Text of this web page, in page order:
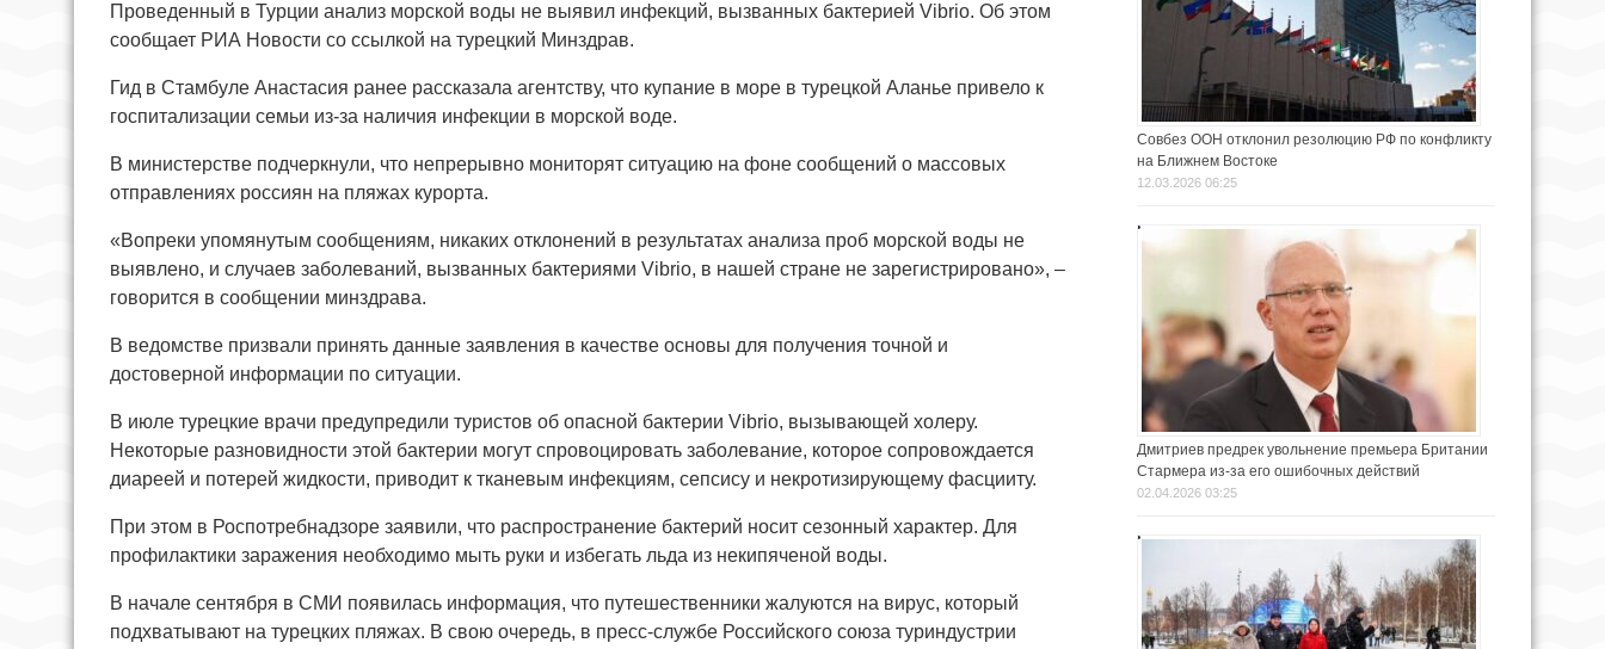
Проведенный в Турции анализ морской воды не выявил инфекций, вызванных бактерией Vibrio. Об этом
сообщает РИА Новости со ссылкой на турецкий Минздрав.
Гид в Стамбуле Анастасия ранее рассказала агентству, что купание в море в турецкой Аланье привело к
госпитализации семьи из-за наличия инфекции в морской воде.
В министерстве подчеркнули, что непрерывно мониторят ситуацию на фоне сообщений о массовых
отправлениях россиян на пляжах курорта.
«Вопреки упомянутым сообщениям, никаких отклонений в результатах анализа проб морской воды не
выявлено, и случаев заболеваний, вызванных бактериями Vibrio, в нашей стране не зарегистрировано», –
говорится в сообщении минздрава.
В ведомстве призвали принять данные заявления в качестве основы для получения точной и
достоверной информации по ситуации.
В июле турецкие врачи предупредили туристов об опасной бактерии Vibrio, вызывающей холеру.
Некоторые разновидности этой бактерии могут спровоцировать заболевание, которое сопровождается
диареей и потерей жидкости, приводит к тканевым инфекциям, сепсису и некротизирующему фасцииту.
При этом в Роспотребнадзоре заявили, что распространение бактерий носит сезонный характер. Для
профилактики заражения необходимо мыть руки и избегать льда из некипяченой воды.
В начале сентября в СМИ появилась информация, что путешественники жалуются на вирус, который
подхватывают на турецких пляжах. В свою очередь, в пресс-службе Российского союза туриндустрии
Совбез ООН отклонил резолюцию РФ по конфликту
на Ближнем Востоке
12.03.2026 06:25
Дмитриев предрек увольнение премьера Британии
Стармера из-за его ошибочных действий
02.04.2026 03:25